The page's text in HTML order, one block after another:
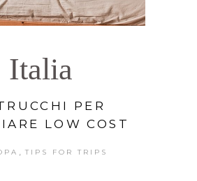
Italia
PER
LOW COST
TIPS FOR TRIPS